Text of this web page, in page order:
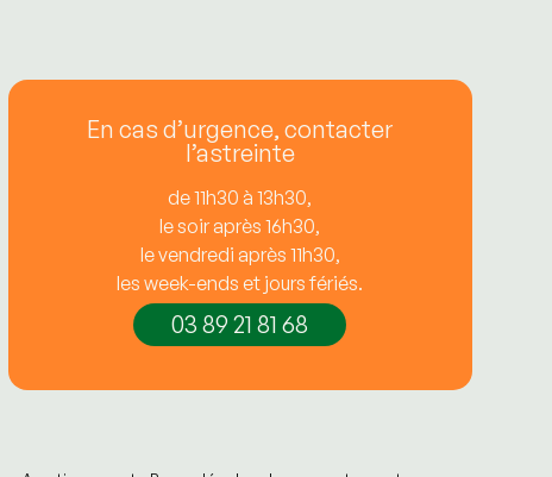
En cas d’urgence, contacter
l’astreinte
de 11h30 à 13h30,
le soir après 16h30,
le vendredi après 11h30,
les week-ends et jours fériés.
03 89 21 81 68